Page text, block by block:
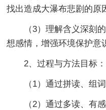
找出造成大瀑布悲剧的原
（3）理解含义深刻
想感情，增强环境保护意
2、过程与方法目标：
（1）通过拼读、组
（2）通过多读、有